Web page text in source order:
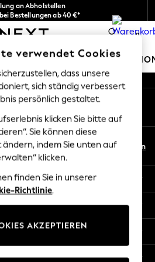
an Abholstellen
Bestellungen ab 40 €*
Rückgaben*
0
BABY DAMEN HERREN
Shop
& Kaftans
Netzwerke
Konto an
En
verwendet Cookies
dass unsere
sich ständig verbessert
persönlich gestaltet.
klicken Sie bitte auf
Sie können diese
indem Sie unten auf
klicken.
finden Sie in unserer
Richtlinie.
AKZEPTIEREN